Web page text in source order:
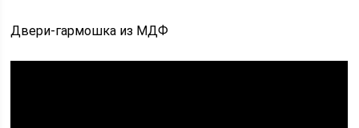
Двери-гармошка из МДФ